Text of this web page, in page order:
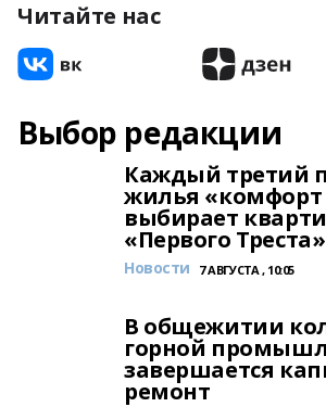
Читайте нас
Выбор редакции
Каждый третий
жилья «комфорт
выбирает
«Первого Треста»
Новости 7 АВГУСТА , 10:05
В общежитии
горной
завершается
ремонт